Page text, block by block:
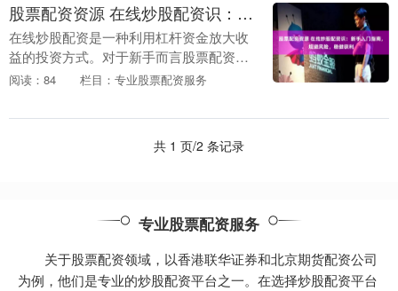
股票配资资源 在线炒股配资识：新手入门指南，规避风险，稳健获利
在线炒股配资是一种利用杠杆资金放大收
益的投资方式。对于新手而言股票配资资
源，了解配资的风险和操作技巧至关重
特点。在线上平台....
阅读：84 栏目：专业股票配资服务
共 1 页/2 条记录
专业股票配资服务
关于股票配资领域，以香港联华证券和北京期货配资公司
为例，他们是专业的炒股配资平台之一。在选择炒股配资平台